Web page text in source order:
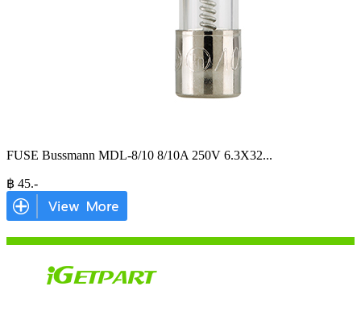
FUSE Bussmann MDL-8/10 8/10A 250V 6.3X32...
฿ 45.-